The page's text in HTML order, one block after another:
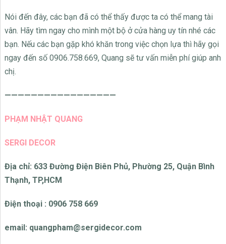
Nói đến đây, các bạn đã có thể thấy được ta có thể mang tài
vân. Hãy tìm ngay cho mình một bộ ở cửa hàng uy tín nhé các
bạn. Nếu các bạn gặp khó khăn trong việc chọn lựa thì hãy gọi
ngay đến số 0906.758.669, Quang sẽ tư vấn miễn phí giúp anh
chị.
—————————————————
PHẠM NHẬT QUANG
SERGI DECOR
Địa chỉ: 633 Đường Điện Biên Phủ, Phường 25, Quận Bình
Thạnh, TP,HCM
Điện thoại : 0906 758 669
email: quangpham@sergidecor.com